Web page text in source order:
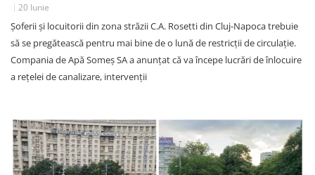
20 Iunie
Șoferii și locuitorii din zona străzii C.A. Rosetti din Cluj-Napoca trebuie
să se pregătească pentru mai bine de o lună de restricții de circulație.
Compania de Apă Someș SA a anunțat că va începe lucrări de înlocuire
a rețelei de canalizare, intervenții